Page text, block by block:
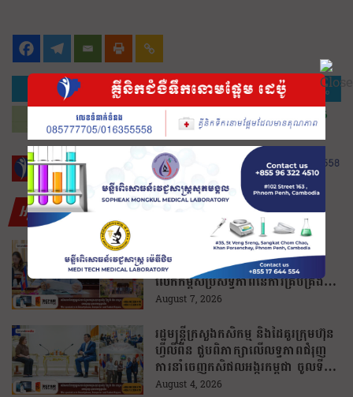
អត្ថបទថ្មីៗ
ជប៉ុន គ្រោងផ្តល់ឧបករណ៍កែច្នៃកាក
សំណល់ដល់ខេត្តបាត់ដំបង ដើម្បីជួយ
លើកកម្ពស់ប្រសិទ្ធភាពនៃការគ្រប់គ្រង
សំណល់
August 7, 2026
រដ្ឋមន្រ្តីក្រសួងកសិកម្ម និងដៃគូរក្រុមហ៊ុន
ហ្វីលីពីន ជួបពិភាក្សាលើលទ្ធភាពជំរុញ
ការនាំចេញកសិផលអង្ករកម្ពុជា ចូលទី
ផ្សារហ្វីលីពីន
August 4, 2026